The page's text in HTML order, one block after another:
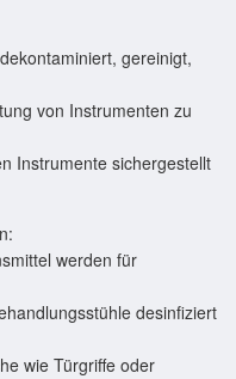
gereinigt,
von Instrumenten zu
Instrumente sichergestellt
werden für
desinfiziert
wie Türgriffe oder